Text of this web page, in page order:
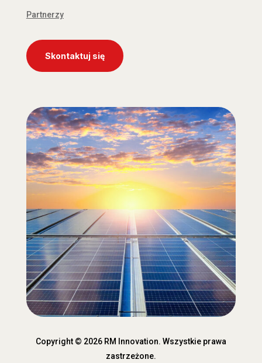
Partnerzy
Skontaktuj się
Copyright © 2026 RM Innovation. Wszystkie prawa
zastrzeżone.